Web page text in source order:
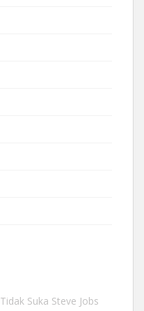
Tidak Suka Steve Jobs